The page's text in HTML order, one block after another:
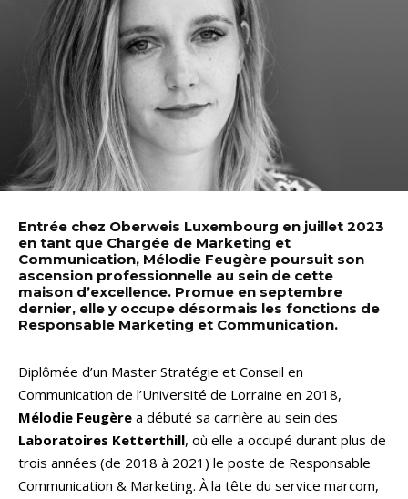
Entrée chez Oberweis Luxembourg en juillet 2023
en tant que Chargée de Marketing et
Communication, Mélodie Feugère poursuit son
ascension professionnelle au sein de cette
maison d’excellence. Promue en septembre
dernier, elle y occupe désormais les fonctions de
Responsable Marketing et Communication.
Diplômée d’un Master Stratégie et Conseil en
Communication de l’Université de Lorraine en 2018,
Mélodie Feugère a débuté sa carrière au sein des
Laboratoires Ketterthill, où elle a occupé durant plus de
trois années (de 2018 à 2021) le poste de Responsable
Communication & Marketing. À la tête du service marcom,